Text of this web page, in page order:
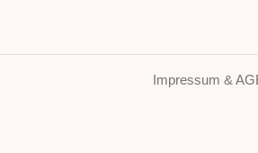
Impressum &